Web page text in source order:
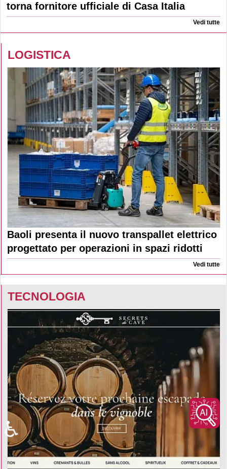
torna fornitore ufficiale di Casa Italia
Vedi tutte
LOGISTICA
Baoli presenta il nuovo transpallet elettrico
progettato per operazioni in spazi ridotti
Vedi tutte
TECNOLOGIA